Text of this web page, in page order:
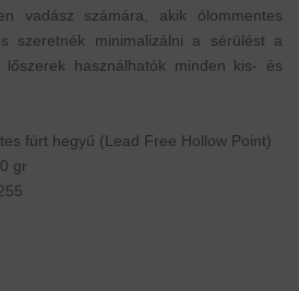
vadász számára, akik ólommentes
szeretnék minimalizálni a sérülést a
lőszerek használhatók minden kis- és
fúrt hegyű (Lead Free Hollow Point)
gr